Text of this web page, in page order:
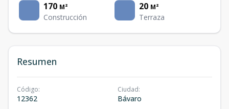
170 M²
Construcción
20 M²
Terraza
Resumen
Código:
12362
Ciudad:
Bávaro